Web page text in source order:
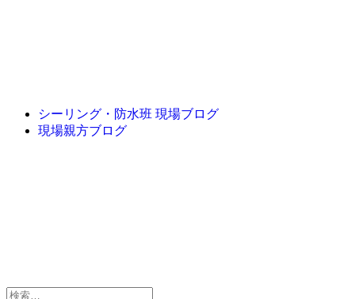
シーリング・防水班 現場ブログ
現場親方ブログ
検